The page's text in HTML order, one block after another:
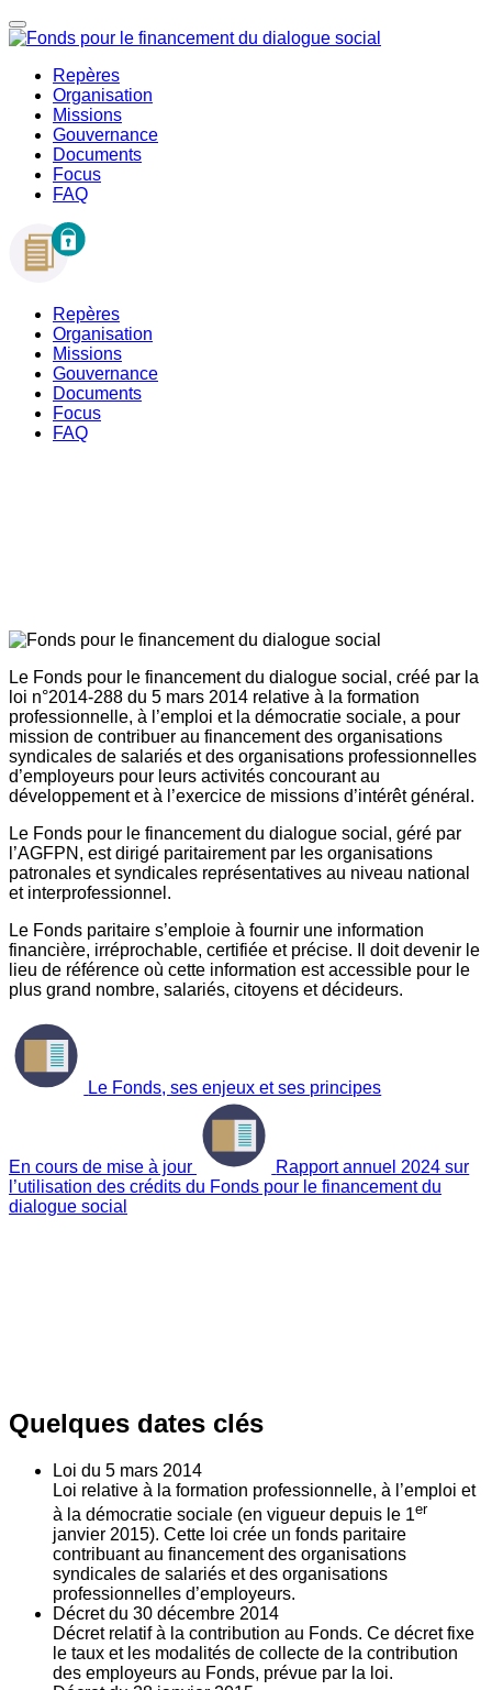
Repères
Organisation
Missions
Gouvernance
Documents
Focus
FAQ
Repères
Organisation
Missions
Gouvernance
Documents
Focus
FAQ
Le Fonds pour le financement du dialogue social, créé par la
loi n°2014-288 du 5 mars 2014 relative à la formation
professionnelle, à l’emploi et la démocratie sociale, a pour
mission de contribuer au financement des organisations
syndicales de salariés et des organisations professionnelles
d’employeurs pour leurs activités concourant au
développement et à l’exercice de missions d’intérêt général.
Le Fonds pour le financement du dialogue social, géré par
l’AGFPN, est dirigé paritairement par les organisations
patronales et syndicales représentatives au niveau national
et interprofessionnel.
Le Fonds paritaire s’emploie à fournir une information
financière, irréprochable, certifiée et précise. Il doit devenir le
lieu de référence où cette information est accessible pour le
plus grand nombre, salariés, citoyens et décideurs.
Le Fonds, ses enjeux et ses principes
En cours de mise à jour
Rapport annuel 2024 sur
l’utilisation des crédits du Fonds pour le financement du
dialogue social
Quelques dates clés
Loi du 5 mars 2014
Loi relative à la formation professionnelle, à l’emploi et
à la démocratie sociale (en vigueur depuis le 1er
janvier 2015). Cette loi crée un fonds paritaire
contribuant au financement des organisations
syndicales de salariés et des organisations
professionnelles d’employeurs.
Décret du 30 décembre 2014
Décret relatif à la contribution au Fonds. Ce décret fixe
le taux et les modalités de collecte de la contribution
des employeurs au Fonds, prévue par la loi.